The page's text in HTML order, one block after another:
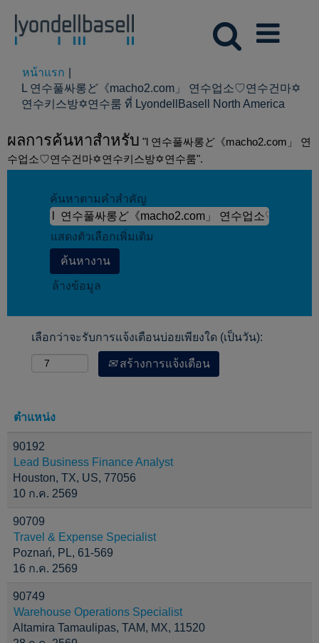
หน้าแรก
L 연수풀싸롱ど《macho2.com」 연수업소♡연수건마✡
연수키스방✡연수룸 ที่ LyondellBasell North America
ผลการค้นหาสำหรับ "l 연수풀싸롱ど《macho2.com」 연
수업소♡연수건마✡연수키스방✡연수룸".
ค้นหาตามคำสำคัญ
แสดงตัวเลือกเพิ่มเติม
ล้างข้อมูล
เลือกว่าจะรับการแจ้งเตือนบ่อยเพียงใด (เป็นวัน):
สร้างการแจ้งเตือน
ตำแหน่ง
90192
Lead Business Finance Analyst
Houston, TX, US, 77056
10 ก.ค. 2569
90709
Travel & Expense Specialist
Poznań, PL, 61-569
16 ก.ค. 2569
90749
Warehouse Operations Specialist
Altamira Tamaulipas, TAM, MX, 11520